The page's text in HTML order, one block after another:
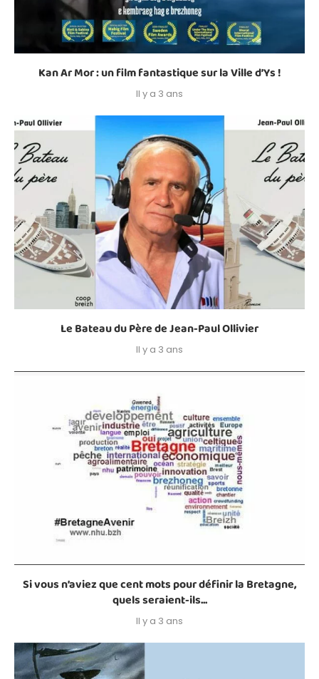
Kan Ar Mor : un film fantastique sur la Ville d’Ys !
Il y a 3 ans
Le Bateau du Père de Jean-Paul Ollivier
Il y a 3 ans
Si vous n’aviez que cent mots pour définir la Bretagne,
quels seraient-ils...
Il y a 3 ans